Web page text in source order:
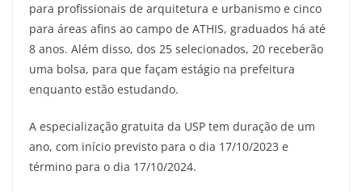
para profissionais de arquitetura e urbanismo e cinco
para áreas afins ao campo de ATHIS, graduados há até
8 anos. Além disso, dos 25 selecionados, 20 receberão
uma bolsa, para que façam estágio na prefeitura
enquanto estão estudando.
A especialização gratuita da USP tem duração de um
ano, com início previsto para o dia 17/10/2023 e
término para o dia 17/10/2024.